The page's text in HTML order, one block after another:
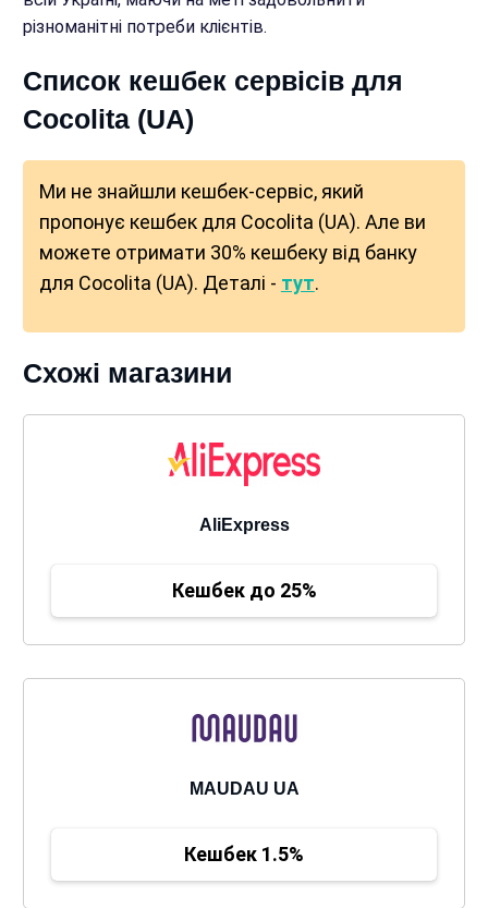
різноманітні потреби клієнтів.
Список кешбек сервісів для
Cocolita (UA)
Ми не знайшли кешбек-сервіс, який
пропонує кешбек для Cocolita (UA). Але ви
можете отримати 30% кешбеку від банку
для Cocolita (UA). Деталі - тут.
Схожі магазини
AliExpress
Кешбек до 25%
MAUDAU UA
Кешбек 1.5%